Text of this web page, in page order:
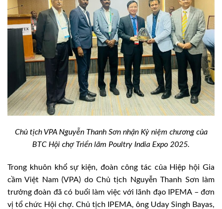
Chủ tịch VPA Nguyễn Thanh Sơn nhận Kỷ niệm chương của
BTC Hội chợ Triển lãm Poultry India Expo 2025.
Trong khuôn khổ sự kiện, đoàn công tác của Hiệp hội Gia
cầm Việt Nam (VPA) do Chủ tịch Nguyễn Thanh Sơn làm
trưởng đoàn đã có buổi làm việc với lãnh đạo IPEMA – đơn
vị tổ chức Hội chợ. Chủ tịch IPEMA, ông Uday Singh Bayas,